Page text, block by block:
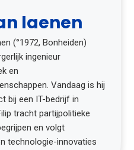
laenen
(°1972, Bonheiden)
ingenieur
en
Vandaag is hij
bij een IT-bedrijf in
tracht partijpolitieke
en volgt
technologie-innovaties